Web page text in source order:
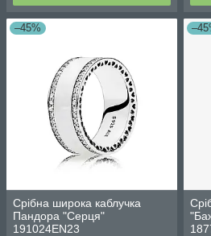
–45%
Срібна широка каблучка
Пандора "Серця"
191024EN23